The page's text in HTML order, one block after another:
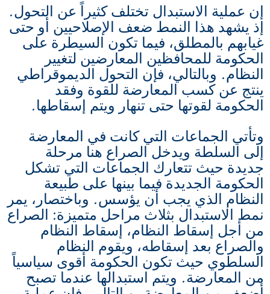
إن عملية الاستبدال تختلف كثيراً عن التحول.
إذ يشهد هذا النمط ضعف الإصلاحيين أو حتى
غيابهم بالمطلق، فيما تكون السيطرة على
الحكومة للمحافظين المعارضين لتغيير
النظام. وبالتالي، فإن التحول الديموقراطي
ينتج عن كسب المعارضة للقوة وفقد
الحكومة لقوتها حتى تنهار ويتم إسقاطها.
وتأتي الجماعات التي كانت في المعارضة
إلى السلطة ويدخل الصراع هنا مرحلة
جديدة حيث تتعارك الجماعات التي تشكل
الحكومة الجديدة فيما بينها على طبيعة
النظام الذي يجب أن يؤسس. وباختصار، يمر
نمط الاستبدال بثلاث مراحل متميزة: الصراع
من أجل إسقاط النظام، إسقاط النظام
والصراع بعد إسقاطه، ويقوم النظام
السلطوي حيث تكون الحكومة أقوى سياسياً
من المعارضة. ويتم استبدالها عندما تصبح